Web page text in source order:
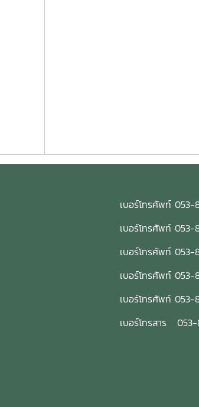
เบอร์โทรศัพท์ 053-
เบอร์โทรศัพท์ 053-
เบอร์โทรศัพท์ 053-
เบอร์โทรศัพท์ 053-
เบอร์โทรศัพท์ 053-
เบอร์โทรสาร 053-